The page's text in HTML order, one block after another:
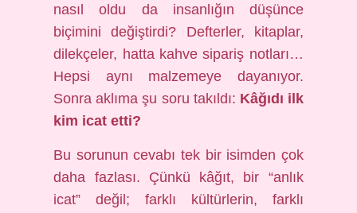
nasıl oldu da insanlığın düşünce
biçimini değiştirdi? Defterler, kitaplar,
dilekçeler, hatta kahve sipariş notları…
Hepsi aynı malzemeye dayanıyor.
Sonra aklıma şu soru takıldı: Kâğıdı ilk
kim icat etti?
Bu sorunun cevabı tek bir isimden çok
daha fazlası. Çünkü kâğıt, bir “anlık
icat” değil; farklı kültürlerin, farklı